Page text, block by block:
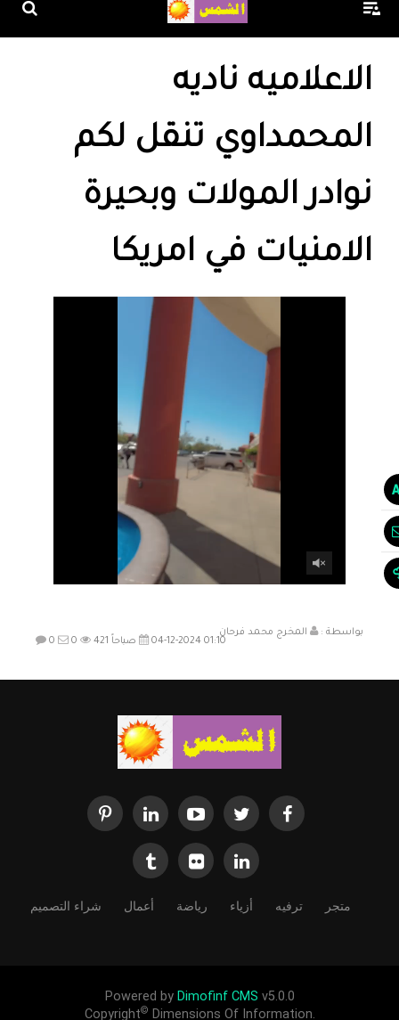
الاعلاميه ناديه
المحمداوي تنقل لكم
نوادر المولات وبحيرة
الامنيات في امريكا
بواسطة :
المخرج محمد فرحان
04-12-2024 01:10 صباحاً
0 0 421
متجر ترفيه أزياء رياضة أعمال شراء التصميم
Powered by Dimofinf CMS v5.0.0
Copyright© Dimensions Of Information.